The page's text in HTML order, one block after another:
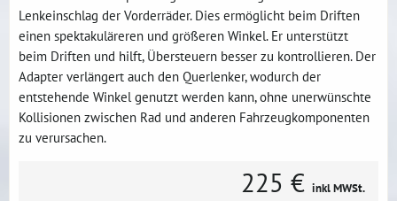
Lenkeinschlag der Vorderräder. Dies ermöglicht beim Driften
einen spektakuläreren und größeren Winkel. Er unterstützt
beim Driften und hilft, Übersteuern besser zu kontrollieren. Der
Adapter verlängert auch den Querlenker, wodurch der
entstehende Winkel genutzt werden kann, ohne unerwünschte
Kollisionen zwischen Rad und anderen Fahrzeugkomponenten
zu verursachen.
225 € inkl MWSt.